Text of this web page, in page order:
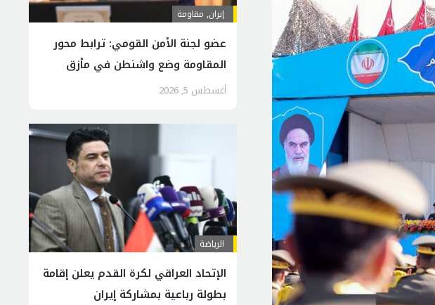
إيران, مقاومة
عضو لجنة الأمن القومي: ترابط محور
المقاومة وضع واشنطن في مأزق
إقليمي
أغسطس 5, 2026
الرياضة
الإتحاد العراقي لكرة القدم يعلن إقامة
بطولة رباعية بمشاركة إيران